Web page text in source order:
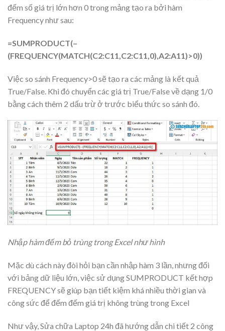
đếm số giá trị lớn hơn 0 trong mảng tạo ra bởi hàm
Frequency như sau:
=SUMPRODUCT(–
(FREQUENCY(MATCH(C2:C11,C2:C11,0),A2:A11)>0))
Việc so sánh Frequency>0 sẽ tạo ra các mảng là kết quả
True/False. Khi đó chuyển các giá trị True/False về dạng 1/0
bằng cách thêm 2 dấu trừ ở trước biểu thức so sánh đó.
Nhập hàm đếm bỏ trùng trong Excel như hình
Mặc dù cách này đòi hỏi bạn cần nhập hàm 3 lần, nhưng đối
với bảng dữ liệu lớn, việc sử dụng SUMPRODUCT kết hợp
FREQUENCY sẽ giúp bạn tiết kiệm khá nhiều thời gian và
công sức để đếm đếm giá trị không trùng trong Excel
Như vậy, Sửa chữa Laptop 24h đã hướng dẫn chi tiết 2 công